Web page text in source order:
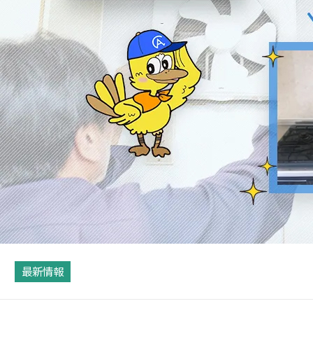
最新情報